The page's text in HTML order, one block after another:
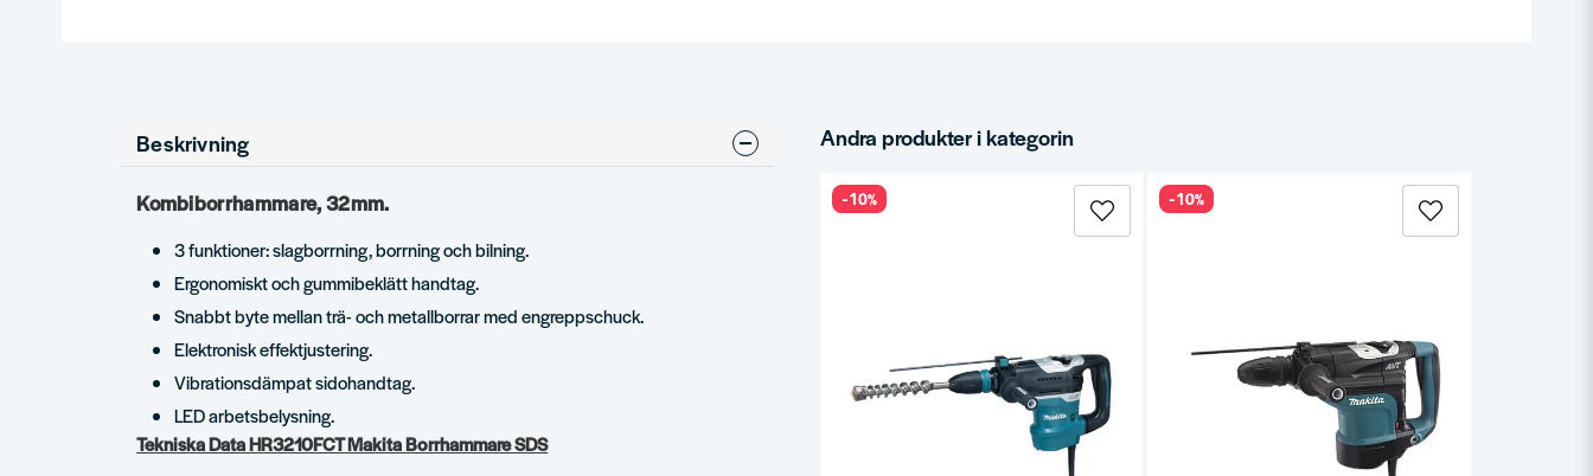
Beskrivning
Kombiborrhammare, 32mm.
3 funktioner: slagborrning, borrning och bilning.
Ergonomiskt och gummibeklätt handtag.
Snabbt byte mellan trä- och metallborrar med engreppschuck.
Elektronisk effektjustering.
Vibrationsdämpat sidohandtag.
LED arbetsbelysning.
Tekniska Data HR3210FCT Makita Borrhammare SDS
Andra produkter i kategorin
-10% -10%